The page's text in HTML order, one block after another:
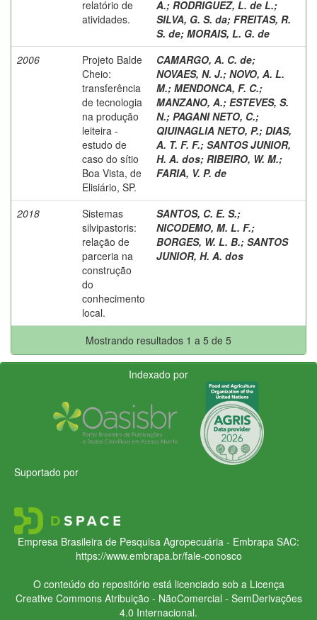
relatório de
atividades.
A.; RODRIGUEZ, L. de L.;
SILVA, G. S. da; FREITAS, R.
S. de; MORAIS, L. G. de
2006
Projeto Balde
Cheio:
transferência
de tecnologia
na produção
leiteira -
estudo de
caso do sítio
Boa Vista, de
Elisiário, SP.
CAMARGO, A. C. de;
NOVAES, N. J.; NOVO, A. L.
M.; MENDONCA, F. C.;
MANZANO, A.; ESTEVES, S.
N.; PAGANI NETO, C.;
QIUINAGLIA NETO, P.; DIAS,
A. T. F. F.; SANTOS JUNIOR,
H. A. dos; RIBEIRO, W. M.;
FARIA, V. P. de
2018
Sistemas
silvipastoris:
relação de
parceria na
construção
do
conhecimento
local.
SANTOS, C. E. S.;
NICODEMO, M. L. F.;
BORGES, W. L. B.; SANTOS
JUNIOR, H. A. dos
Mostrando resultados 1 a 5 de 5
Indexado por
Suportado por
Empresa Brasileira de Pesquisa Agropecuária - Embrapa SAC:
https://www.embrapa.br/fale-conosco
O conteúdo do repositório está licenciado sob a Licença
Creative CommonsAtribuição - NãoComercial - SemDerivações
4.0 Internacional.